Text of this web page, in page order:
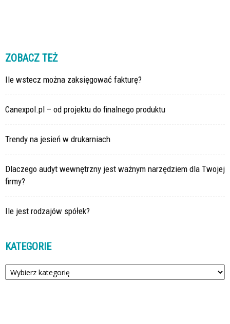
ZOBACZ TEŻ
Ile wstecz można zaksięgować fakturę?
Canexpol.pl – od projektu do finalnego produktu
Trendy na jesień w drukarniach
Dlaczego audyt wewnętrzny jest ważnym narzędziem dla Twojej
firmy?
Ile jest rodzajów spółek?
KATEGORIE
Kategorie